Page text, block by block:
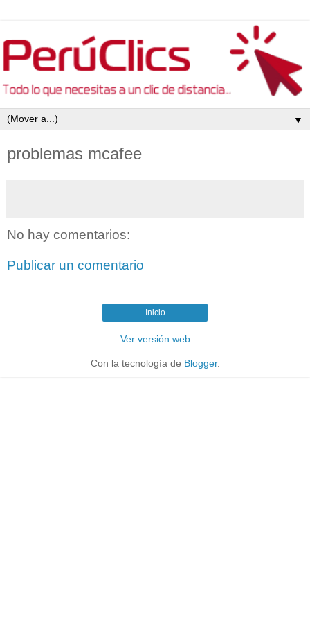
▼
problemas mcafee
No hay comentarios:
Publicar un comentario
Inicio
Ver versión web
Con la tecnología de Blogger.